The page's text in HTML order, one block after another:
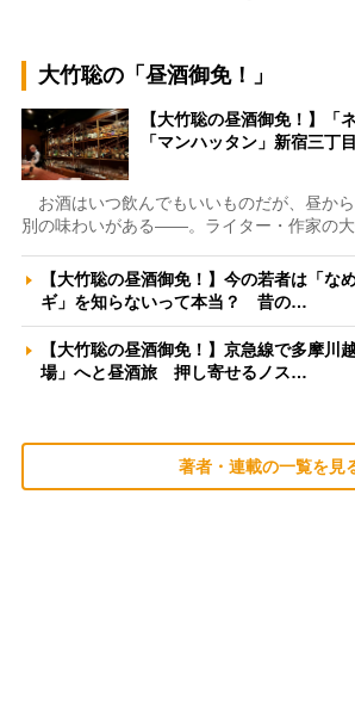
大竹聡の「昼酒御免！」
【大竹聡の昼酒御免！】「
「マンハッタン」新宿三丁
お酒はいつ飲んでもいいものだが、昼か
別の味わいがある――。ライター・作家の
【大竹聡の昼酒御免！】今の若者は「な
ギ」を知らないって本当？ 昔の…
【大竹聡の昼酒御免！】京急線で多摩川
場」へと昼酒旅 押し寄せるノス…
著者・連載の一覧を見